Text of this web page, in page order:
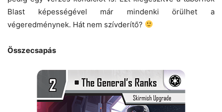
Blast képességével már mindenki örülhet a
végeredménynek. Hát nem szívderítő?
Összecsapás